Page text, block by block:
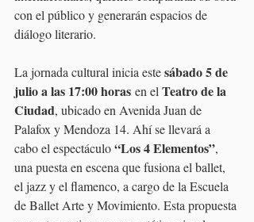
con el público y generarán espacios de
diálogo literario.
La jornada cultural inicia este sábado 5 de
julio a las 17:00 horas en el Teatro de la
Ciudad, ubicado en Avenida Juan de
Palafox y Mendoza 14. Ahí se llevará a
cabo el espectáculo “Los 4 Elementos”,
una puesta en escena que fusiona el ballet,
el jazz y el flamenco, a cargo de la Escuela
de Ballet Arte y Movimiento. Esta propuesta